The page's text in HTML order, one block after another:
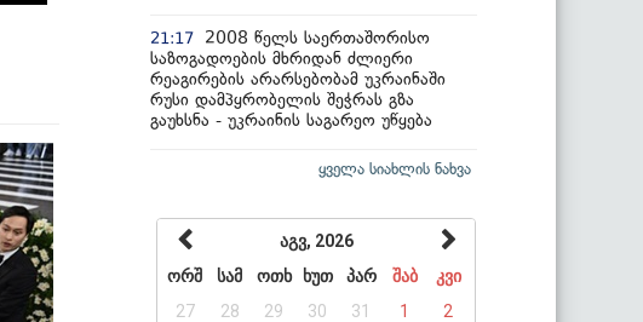
21:17
2008 წელს საერთაშორისო
საზოგადოების მხრიდან ძლიერი
რეაგირების არარსებობამ უკრაინაში
რუსი დამპყრობელის შეჭრას გზა
გაუხსნა - უკრაინის საგარეო უწყება
ყველა სიახლის ნახვა
აგვ, 2026
ორშ
სამ ოთხ ხუთ პარ შაბ
კვი
27
28 29 30 31 1
2